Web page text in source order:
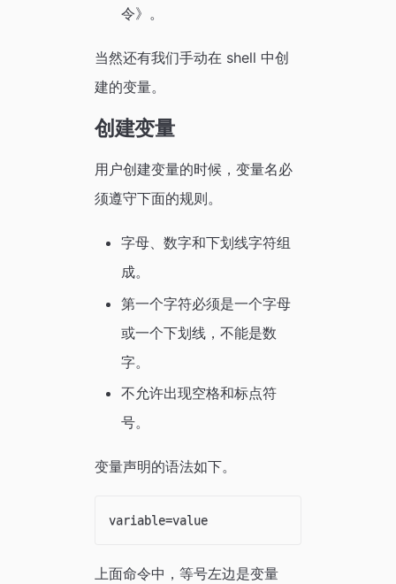
令》。
当然还有我们手动在 shell 中创
建的变量。
创建变量
用户创建变量的时候，变量名必
须遵守下面的规则。
字母、数字和下划线字符组
成。
第一个字符必须是一个字母
或一个下划线，不能是数
字。
不允许出现空格和标点符
号。
变量声明的语法如下。
variable=value
上面命令中，等号左边是变量